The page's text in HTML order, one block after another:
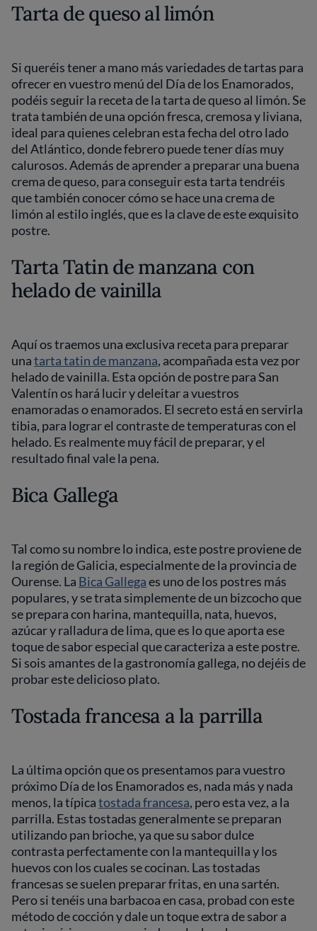
Tarta de queso al limón
Si queréis tener a mano más variedades de tartas para
ofrecer en vuestro menú del Día de los Enamorados,
podéis seguir la receta de la tarta de queso al limón. Se
trata también de una opción fresca, cremosa y liviana,
ideal para quienes celebran esta fecha del otro lado
del Atlántico, donde febrero puede tener días muy
calurosos. Además de aprender a preparar una buena
crema de queso, para conseguir esta tarta tendréis
que también conocer cómo se hace una crema de
limón al estilo inglés, que es la clave de este exquisito
postre.
Tarta Tatin de manzana con
helado de vainilla
Aquí os traemos una exclusiva receta para preparar
unatarta tatin de manzana, acompañada esta vez por
helado de vainilla. Esta opción de postre para San
Valentín os hará lucir y deleitar a vuestros
enamoradas o enamorados. El secreto está en servirla
tibia, para lograr el contraste de temperaturas con el
helado. Es realmente muy fácil de preparar, y el
resultado final vale la pena.
Bica Gallega
Tal como su nombre lo indica, este postre proviene de
la región de Galicia, especialmente de la provincia de
Ourense. La Bica Gallegaes uno de los postres más
populares, y se trata simplemente de un bizcocho que
se prepara con harina, mantequilla, nata, huevos,
azúcar y ralladura de lima, que es lo que aporta ese
toque de sabor especial que caracteriza a este postre.
Si sois amantes de la gastronomía gallega, no dejéis de
probar este delicioso plato.
Tostada francesa a la parrilla
La última opción que os presentamos para vuestro
próximo Día de los Enamorados es, nada más y nada
menos, la típicatostada francesa, pero esta vez, a la
parrilla. Estas tostadas generalmente se preparan
utilizando pan brioche, ya que su sabor dulce
contrasta perfectamente con la mantequilla y los
huevos con los cuales se cocinan. Las tostadas
francesas se suelen preparar fritas, en una sartén.
Pero si tenéis una barbacoa en casa, probad con este
método de cocción y dale un toque extra de sabor a